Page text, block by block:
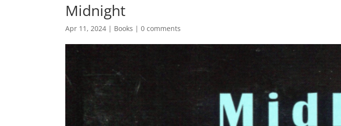
Midnight
Apr 11, 2024 | Books |0 comments